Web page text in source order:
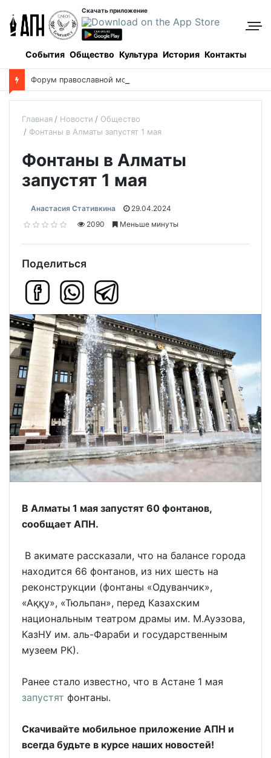
Скачать приложение
События Общество Культура История Контакты
Главная Новости
Общество
Фонтаны в Алматы запустят 1 мая
Фонтаны в Алматы
запустят 1 мая
Анастасия Стативкина
29.04.2024
2090
Меньше минуты
Поделиться
В Алматы 1 мая запустят 60 фонтанов,
сообщает АПН.
В акимате рассказали, что на балансе города
находится 66 фонтанов, из них шесть на
реконструкции (фонтаны «Одуванчик»,
«Аққу», «Тюльпан», перед Казахским
национальным театром драмы им. М.Ауэзова,
КазНУ им. аль-Фараби и государственным
музеем РК).
Ранее стало известно, что в Астане 1 мая
запустят фонтаны.
Скачивайте мобильное приложение АПН и
всегда будьте в курсе наших новостей!